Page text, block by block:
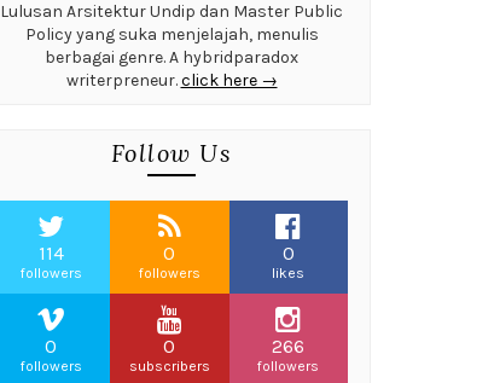
Lulusan Arsitektur Undip dan Master Public
Policy yang suka menjelajah, menulis
berbagai genre. A hybridparadox
writerpreneur.click here →
Follow Us
114
followers
0
followers
0
likes
0
followers
0
subscribers
266
followers